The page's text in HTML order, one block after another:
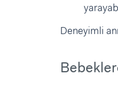
Deneyimli